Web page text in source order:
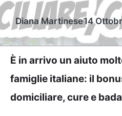
Diana Martinese14
È in arrivo un aiuto
famiglie italiane: il
domiciliare, cure e